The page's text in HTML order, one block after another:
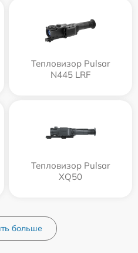
Тепловизор Pulsar
N445 LRF
Тепловизор Pulsar
XQ50
больше